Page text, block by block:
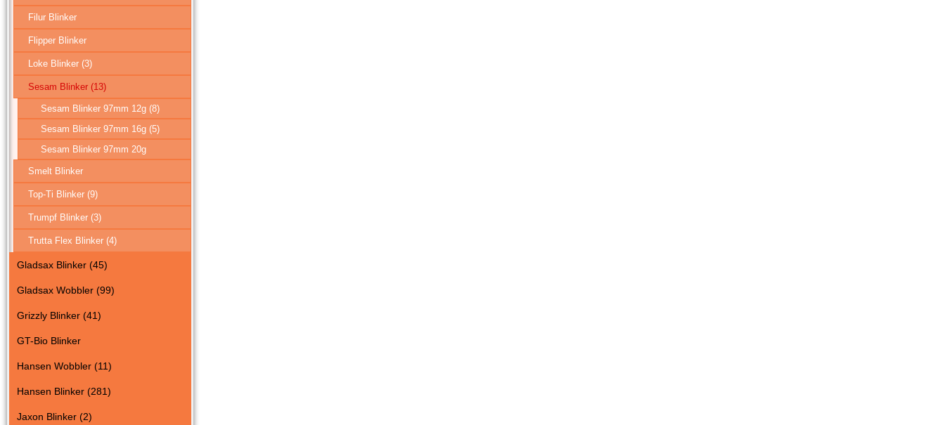
Filur Blinker
Flipper Blinker
Loke Blinker (3)
Sesam Blinker (13)
Sesam Blinker 97mm 12g (8)
Sesam Blinker 97mm 16g (5)
Sesam Blinker 97mm 20g
Smelt Blinker
Top-Ti Blinker (9)
Trumpf Blinker (3)
Trutta Flex Blinker (4)
Gladsax Blinker (45)
Gladsax Wobbler (99)
Grizzly Blinker (41)
GT-Bio Blinker
Hansen Wobbler (11)
Hansen Blinker (281)
Jaxon Blinker (2)